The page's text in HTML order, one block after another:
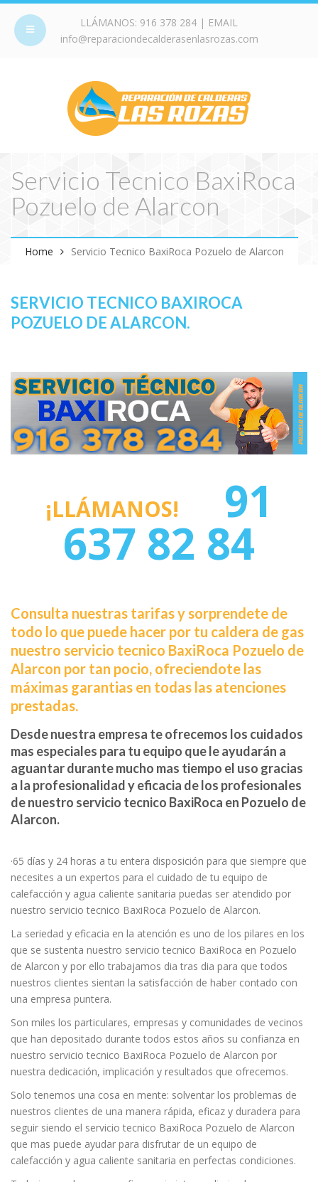
LLÁMANOS: 916 378 284 | EMAIL
info@reparaciondecalderasenlasrozas.com
Servicio Tecnico BaxiRoca
Pozuelo de Alarcon
Home Servicio Tecnico BaxiRoca Pozuelo de Alarcon
SERVICIO TECNICO BAXIROCA
POZUELO DE ALARCON.
¡LLÁMANOS! 91
637 82 84
Consulta nuestras tarifas y sorprendete de
todo lo que puede hacer por tu caldera de gas
nuestro servicio tecnico BaxiRoca Pozuelo de
Alarcon por tan pocio, ofreciendote las
máximas garantias en todas las atenciones
prestadas.
Desde nuestra empresa te ofrecemos los cuidados
mas especiales para tu equipo que le ayudarán a
aguantar durante mucho mas tiempo el uso gracias
a la profesionalidad y eficacia de los profesionales
de nuestro servicio tecnico BaxiRoca en Pozuelo de
Alarcon.
·65 días y 24 horas a tu entera disposición para que siempre que
necesites a un expertos para el cuidado de tu equipo de
calefacción y agua caliente sanitaria puedas ser atendido por
nuestro servicio tecnico BaxiRoca Pozuelo de Alarcon.
La seriedad y eficacia en la atención es uno de los pilares en los
que se sustenta nuestro servicio tecnico BaxiRoca en Pozuelo
de Alarcon y por ello trabajamos dia tras dia para que todos
nuestros clientes sientan la satisfacción de haber contado con
una empresa puntera.
Son miles los particulares, empresas y comunidades de vecinos
que han depositado durante todos estos años su confianza en
nuestro servicio tecnico BaxiRoca Pozuelo de Alarcon por
nuestra dedicación, implicación y resultados que ofrecemos.
Solo tenemos una cosa en mente: solventar los problemas de
nuestros clientes de una manera rápida, eficaz y duradera para
seguir siendo el servicio tecnico BaxiRoca Pozuelo de Alarcon
que mas puede ayudar para disfrutar de un equipo de
calefacción y agua caliente sanitaria en perfectas condiciones.